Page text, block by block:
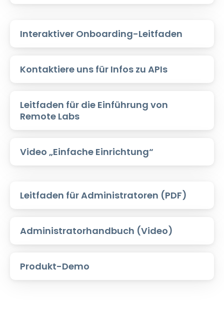
Interaktiver Onboarding-Leitfaden
Kontaktiere uns für Infos zu APIs
Leitfaden für die Einführung von
Remote Labs
Video „Einfache Einrichtung“
Leitfaden für Administratoren (PDF)
Administratorhandbuch (Video)
Produkt-Demo